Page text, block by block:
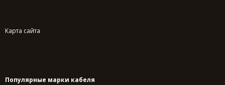
Карта сайта
Популярные марки кабеля